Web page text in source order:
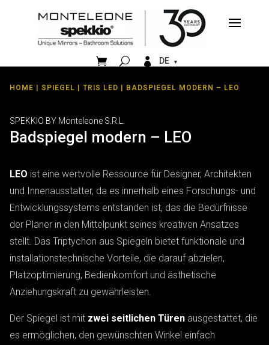
  DE
HOME | SPIEGEL | TRIS LED | BADSPIEGEL MODERN – LEO
SPEKKIO BY Monteleone S.R.L.
Badspiegel modern – LEO
LEO ist eine wertvolle Ressource für Designer, Architekten
und Innenausstatter, da es innerhalb eines Forschungs- und
Entwicklungssystems entstanden ist, das die Bedürfnisse
der Planer in den Mittelpunkt seines kreativen Ansatzes
stellt. Das Triptychon aus Spiegeln bietet funktionale und
installationstechnische Vorteile, die darauf abzielen,
Platzoptimierung, Bedienkomfort und ästhetische
Anziehungskraft zu gewährleisten.
Der Spiegel ist mit zwei seitlichen Türen ausgestattet, die
es ermöglichen, den gewünschten Winkel einfach